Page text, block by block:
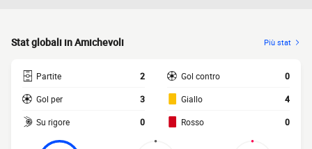
Stat globali in Amichevoli Più stat
Partite 2
Gol per 3
Su rigore 0
Gol contro 0
Giallo 4
Rosso 0